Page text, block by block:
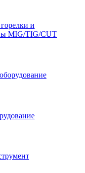
и
MIG/TIG/CUT